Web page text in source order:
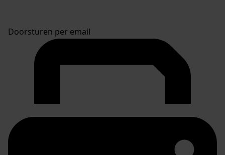
Doorsturen per email